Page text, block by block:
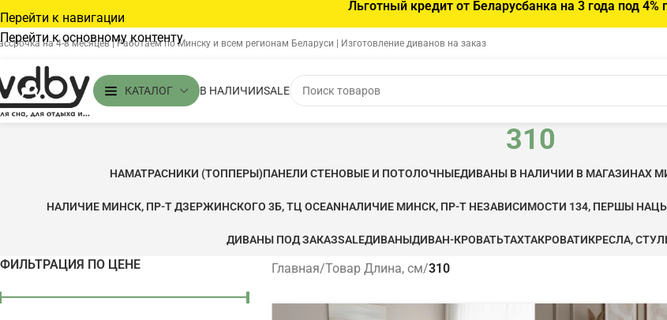
Перейти к навигации
Перейти к основному контенту
Льготный кредит от Беларусбанка на 3 года под 4%
на 4-8 месяцев | Работаем по Минску и всем регионам Беларуси | Изготовление диванов на заказ
КАТАЛОГ В НАЛИЧИИSALE
310
НАМАТРАСНИКИ (ТОППЕРЫ)ПАНЕЛИ СТЕНОВЫЕ И ПОТОЛОЧНЫЕДИВАНЫ В НАЛИЧИИ В МАГАЗИНАХ
НАЛИЧИЕ МИНСК, ПР-Т ДЗЕРЖИНСКОГО 3Б, ТЦ OCEANНАЛИЧИЕ МИНСК, ПР-Т НЕЗАВИСИМОСТИ 134, ПЕРШЫ
ДИВАНЫ ПОД ЗАКАЗSALEДИВАНЫДИВАН-КРОВАТЬТАХТАКРОВАТИКРЕСЛА,
ФИЛЬТРАЦИЯ ПО ЦЕНЕ Главная/Товар Длина, см/310